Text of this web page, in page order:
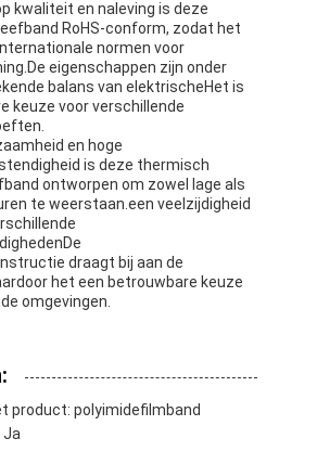
kwaliteit en naleving is deze
RoHS-conform, zodat het
normen voor
eigenschappen zijn onder
balans van elektrischeHet is
keuze voor verschillende
en hoge
is deze thermisch
ontworpen om zowel lage als
te weerstaan.een veelzijdigheid
draagt bij aan de
het een betrouwbare keuze
omgevingen.
product: polyimidefilmband
Ja